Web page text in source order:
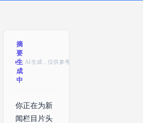
摘
要
生
成
中
AI生成，仅供参考
你正在为新
闻栏目片头